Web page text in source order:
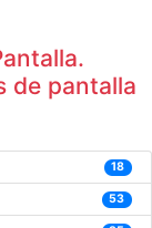
de pantalla
18
53